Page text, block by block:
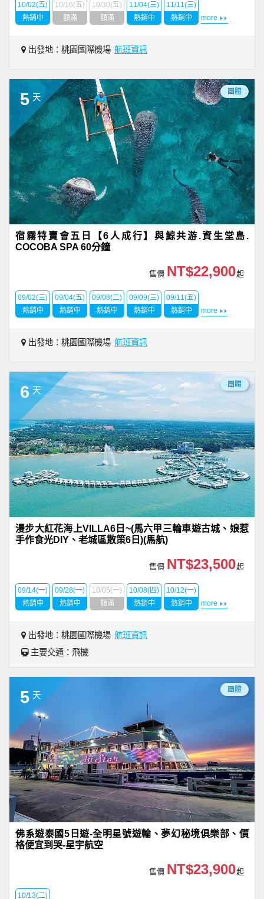
10/02(五)
熱銷中
10/16(五)
額滿
10/30(五)
額滿
11/04(三)
熱銷中
11/11(三)
熱銷中
more
出發地：桃園國際機場 航班資訊
5 天
團體
宿霧特賣會五日【6人成行】與鯨共游.資生堂島.
COCOBA SPA 60分鐘
售價 NT$22,900起
09/02(三)
熱銷中
09/04(五)
熱銷中
09/08(二)
熱銷中
09/09(三)
熱銷中
09/11(五)
熱銷中
more
出發地：桃園國際機場 航班資訊
6 天
團體
漫步大紅花海上VILLA6日~(馬六甲三輪車遊古城、娘惹
手作食光DIY、老城區散策6日)(馬航)
售價 NT$23,500起
09/14(一)
熱銷中
09/28(一)
熱銷中
10/05(一)
額滿
10/08(四)
熱銷中
10/12(一)
熱銷中
more
出發地：桃園國際機場 航班資訊
主要交通：飛機
5 天
團體
佛系遊泰國5日遊-全明星號遊輪、夢幻秘境俱樂部、價
格便宜到哭-星宇航空
售價 NT$23,900起
10/13(二)